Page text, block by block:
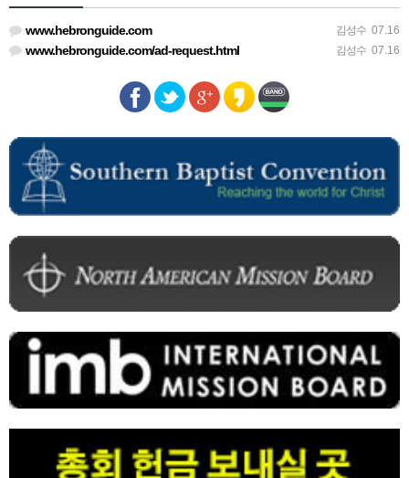
김성수 07.16
www.hebronguide.com
김성수 07.16
www.hebronguide.com/ad-request.html